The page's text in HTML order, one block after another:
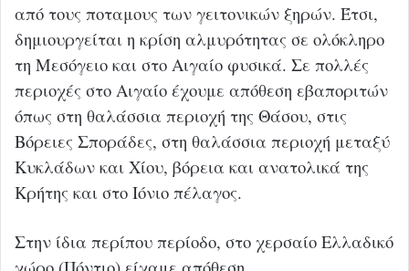
από τους ποταμους των γειτονικών ξηρών. Έτσι,
δημιουργείται η κρίση αλμυρότητας σε ολόκληρο
τη Μεσόγειο και στο Αιγαίο φυσικά. Σε πολλές
περιοχές στο Αιγαίο έχουμε απόθεση εβαποριτών
όπως στη θαλάσσια περιοχή της Θάσου, στις
Βόρειες Σποράδες, στη θαλάσσια περιοχή μεταξύ
Κυκλάδων και Χίου, βόρεια και ανατολικά της
Κρήτης και στο Ιόνιο πέλαγος.
Στην ίδια περίπου περίοδο, στο χερσαίο Ελλαδικό